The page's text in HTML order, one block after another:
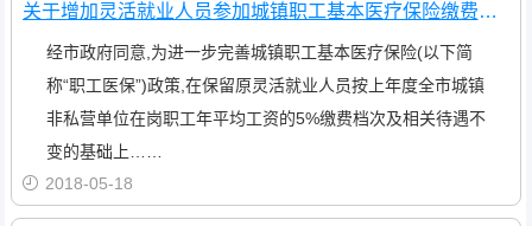
关于增加灵活就业人员参加城镇职工基本医疗保险缴费档次的通知
经市政府同意,为进一步完善城镇职工基本医疗保险(以下简
称“职工医保”)政策,在保留原灵活就业人员按上年度全市城镇
非私营单位在岗职工年平均工资的5%缴费档次及相关待遇不
变的基础上……
2018-05-18